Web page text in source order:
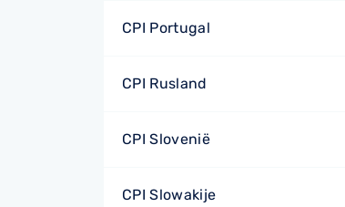
CPI Portugal
CPI Rusland
CPI Slovenië
CPI Slowakije